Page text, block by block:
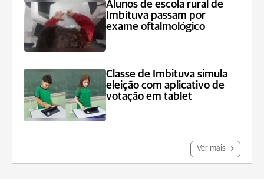
Alunos de escola rural de
Imbituva passam por
exame oftalmológico
Classe de Imbituva simula
eleição com aplicativo de
votação em tablet
Ver mais